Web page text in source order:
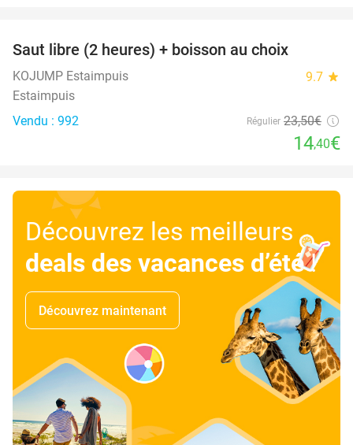
Saut libre (2 heures) + boisson au choix
KOJUMP Estaimpuis 9.7 star
Estaimpuis
Vendu : 992
Régulier 23,50€
14,40€
Découvrez les meilleurs
deals des vacances d’été!
Découvrez maintenant